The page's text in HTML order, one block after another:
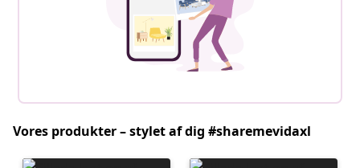
Vores produkter – stylet af dig #sharemevidaxl